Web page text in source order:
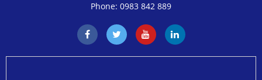
Phone: 0983 842 889